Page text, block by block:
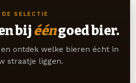
DE SELECTIE
bij ééngoed bier.
en ontdek welke bieren écht in
straatje liggen.